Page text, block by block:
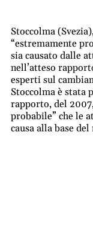
Stoccolma
“estremamente
sia causato dalle
nell’atteso
esperti sul
Stoccolma è stata
rapporto, del
probabile” che le
causa alla base